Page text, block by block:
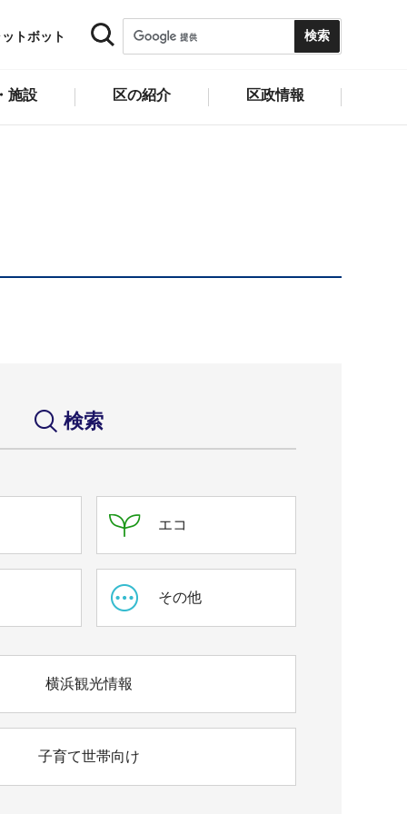
トボット
施設 区の紹介 区政情報
検索
エコ
その他
横浜観光情報
子育て世帯向け